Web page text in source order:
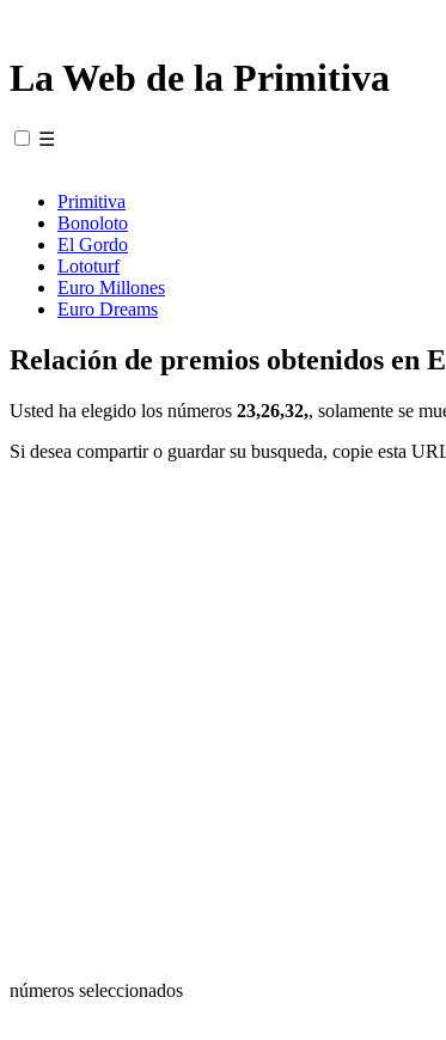
La Web de la Primitiva
☰
Primitiva
Bonoloto
El Gordo
Lototurf
Euro Millones
Euro Dreams
Relación de premios obtenidos en
Usted ha elegido los números 23,26,32,, solamente se
Si desea compartir o guardar su busqueda, copie esta
números seleccionados